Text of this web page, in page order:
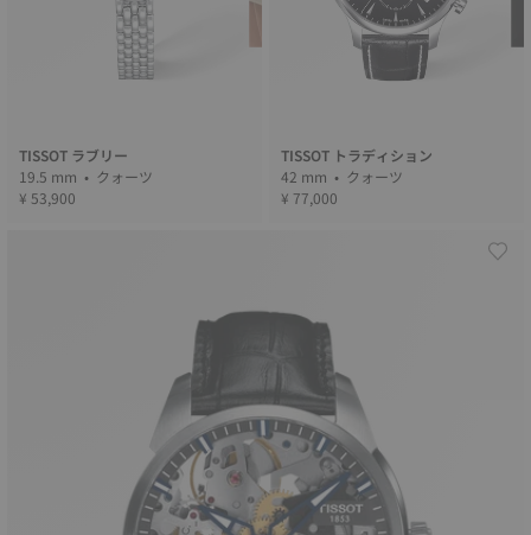
TISSOT ラブリー
19.5 mm • クォーツ
¥ 53,900
TISSOT トラディション
42 mm • クォーツ
¥ 77,000